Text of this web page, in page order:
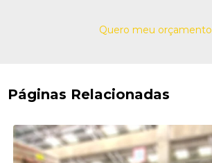
Quero meu orçamento
Páginas Relacionadas